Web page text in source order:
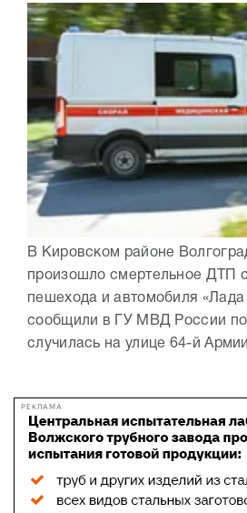
В Кировском районе
произошло смертельное ДТП
пешехода и автомобиля
сообщили в ГУ МВД России по
случилась на улице 64-й
РЕКЛАМА